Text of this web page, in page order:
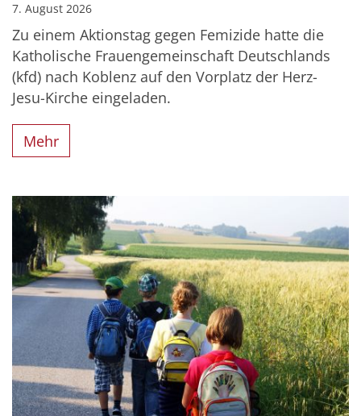
7. August 2026
Zu einem Aktionstag gegen Femizide hatte die
Katholische Frauengemeinschaft Deutschlands
(kfd) nach Koblenz auf den Vorplatz der Herz-
Jesu-Kirche eingeladen.
Mehr